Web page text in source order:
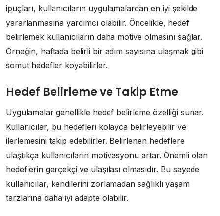
ipuçları, kullanıcıların uygulamalardan en iyi şekilde
yararlanmasına yardımcı olabilir. Öncelikle, hedef
belirlemek kullanıcıların daha motive olmasını sağlar.
Örneğin, haftada belirli bir adım sayısına ulaşmak gibi
somut hedefler koyabilirler.
Hedef Belirleme ve Takip Etme
Uygulamalar genellikle hedef belirleme özelliği sunar.
Kullanıcılar, bu hedefleri kolayca belirleyebilir ve
ilerlemesini takip edebilirler. Belirlenen hedeflere
ulaştıkça kullanıcıların motivasyonu artar. Önemli olan
hedeflerin gerçekçi ve ulaşılası olmasıdır. Bu sayede
kullanıcılar, kendilerini zorlamadan sağlıklı yaşam
tarzlarına daha iyi adapte olabilir.